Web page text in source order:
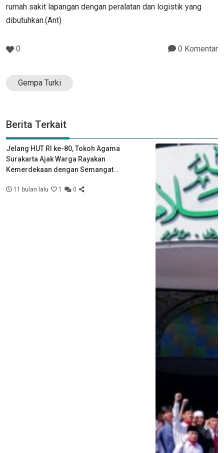
rumah sakit lapangan dengan peralatan dan logistik yang
dibutuhkan.(Ant)
0 0 Komentar
Gempa Turki
Berita Terkait
Jelang HUT RI ke-80, Tokoh Agama
Surakarta Ajak Warga Rayakan
Kemerdekaan dengan Semangat
11 bulan lalu 1 0